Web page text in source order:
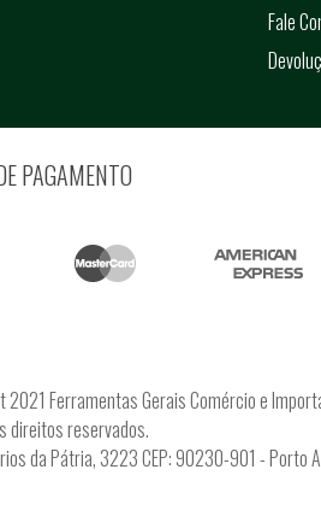
Fale
PAGAMENTO
Ferramentas Gerais Comércio e
direitos reservados.
da Pátria, 3223 CEP: 90230-901 - Porto